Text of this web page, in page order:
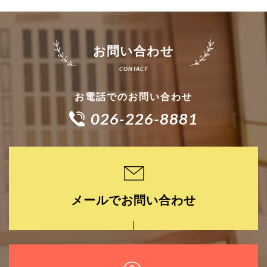
お問い合わせ
お電話でのお問い合わせ
026-226-8881
メールでお問い合わせ